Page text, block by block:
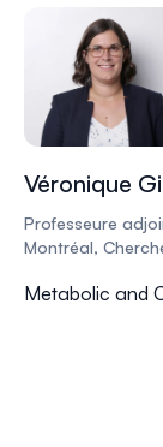
Véronique
Professeure
Montréal,
Metabolic and